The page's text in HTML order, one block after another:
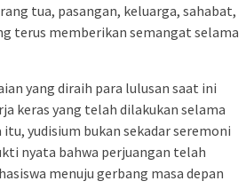
tua, pasangan, keluarga, sahabat,
terus memberikan semangat selama
yang diraih para lulusan saat ini
keras yang telah dilakukan selama
yudisium bukan sekadar seremoni
nyata bahwa perjuangan telah
menuju gerbang masa depan